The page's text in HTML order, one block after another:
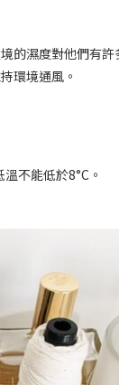
的濕度對他們有
環境通風。
不能低於8°C。